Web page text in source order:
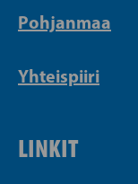
Pohjanmaa
Yhteispiiri
LINKIT